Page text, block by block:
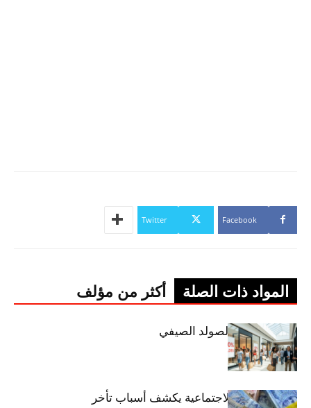
Facebook
Twitter
المواد ذات الصلة أكثر من مؤلف
اليوم: إنطلاق الصولد الصيفي
وزير الشؤون الاجتماعية يكشف أسباب تأخر